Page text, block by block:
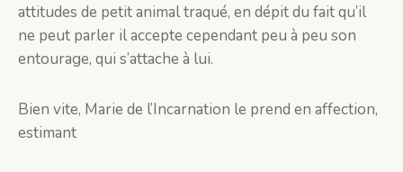
attitudes de petit animal traqué, en dépit du fait qu’il
ne peut parler il accepte cependant peu à peu son
entourage, qui s’attache à lui.
Bien vite, Marie de l’Incarnation le prend en affection,
estimant